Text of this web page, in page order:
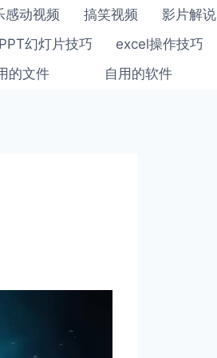
感动视频 搞笑视频 影片解说
幻灯片技巧
excel操作技巧
的文件
自用的软件